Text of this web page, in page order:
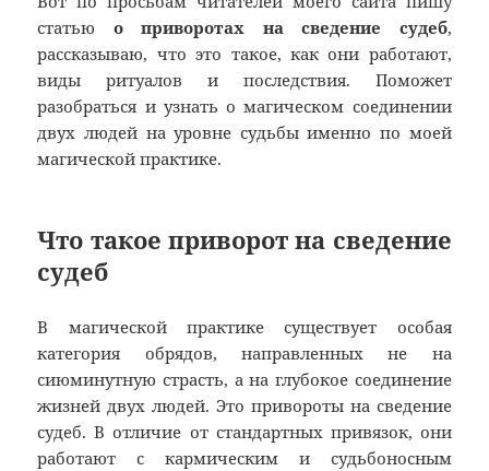
статью о приворотах на сведение судеб,
рассказываю, что это такое, как они работают,
виды ритуалов и последствия. Поможет
разобраться и узнать о магическом соединении
двух людей на уровне судьбы именно по моей
магической практике.
Что такое приворот на сведение
судеб
В магической практике существует особая
категория обрядов, направленных не на
сиюминутную страсть, а на глубокое соединение
жизней двух людей. Это привороты на сведение
судеб. В отличие от стандартных привязок, они
работают с кармическим и судьбоносным